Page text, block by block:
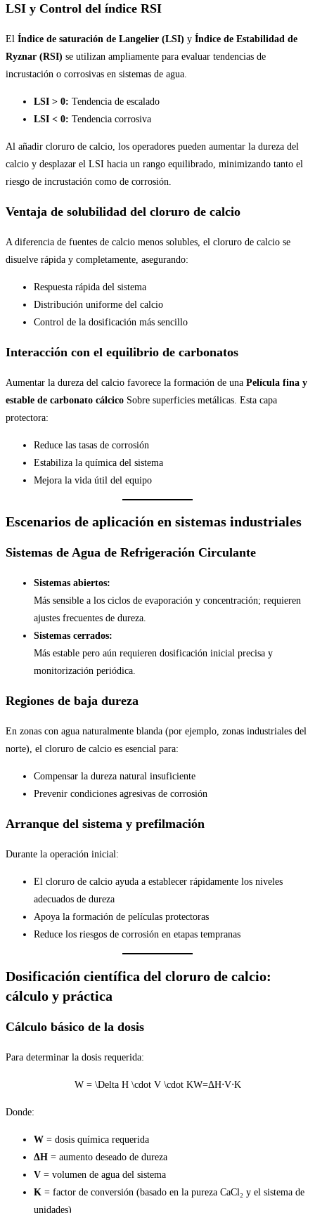
LSI y Control del índice RSI
El Índice de saturación de Langelier (LSI) y Índice de Estabilidad de
Ryznar (RSI) se utilizan ampliamente para evaluar tendencias de
incrustación o corrosivas en sistemas de agua.
LSI > 0: Tendencia de escalado
LSI < 0: Tendencia corrosiva
Al añadir cloruro de calcio, los operadores pueden aumentar la dureza del
calcio y desplazar el LSI hacia un rango equilibrado, minimizando tanto el
riesgo de incrustación como de corrosión.
Ventaja de solubilidad del cloruro de calcio
A diferencia de fuentes de calcio menos solubles, el cloruro de calcio se
disuelve rápida y completamente, asegurando:
Respuesta rápida del sistema
Distribución uniforme del calcio
Control de la dosificación más sencillo
Interacción con el equilibrio de carbonatos
Aumentar la dureza del calcio favorece la formación de una Película fina y
estable de carbonato cálcico Sobre superficies metálicas. Esta capa
protectora:
Reduce las tasas de corrosión
Estabiliza la química del sistema
Mejora la vida útil del equipo
Escenarios de aplicación en sistemas industriales
Sistemas de Agua de Refrigeración Circulante
Sistemas abiertos:
Más sensible a los ciclos de evaporación y concentración; requieren
ajustes frecuentes de dureza.
Sistemas cerrados:
Más estable pero aún requieren dosificación inicial precisa y
monitorización periódica.
Regiones de baja dureza
En zonas con agua naturalmente blanda (por ejemplo, zonas industriales del
norte), el cloruro de calcio es esencial para:
Compensar la dureza natural insuficiente
Prevenir condiciones agresivas de corrosión
Arranque del sistema y prefilmación
Durante la operación inicial:
El cloruro de calcio ayuda a establecer rápidamente los niveles
adecuados de dureza
Apoya la formación de películas protectoras
Reduce los riesgos de corrosión en etapas tempranas
Dosificación científica del cloruro de calcio:
cálculo y práctica
Cálculo básico de la dosis
Para determinar la dosis requerida:
W = \Delta H \cdot V \cdot KW=ΔH⋅V⋅K
Donde:
W = dosis química requerida
ΔH = aumento deseado de dureza
V = volumen de agua del sistema
K = factor de conversión (basado en la pureza CaCl₂ y el sistema de
unidades)